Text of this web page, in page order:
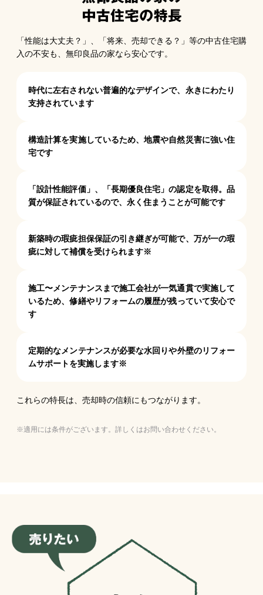
「性能は大丈夫？」、「将来、売却できる？」等の中古住宅購
入の不安も、無印良品の家なら安心です。
時代に左右されない普遍的なデザインで、 永きにわたり
支持されています
構造計算を実施しているため、地震や自然災害に強い住
宅です
「設計性能評価」、「長期優良住宅」の認定を取得。 品
質が保証されているので、永く住まうことが可能です
新築時の瑕疵担保保証の引き継ぎが可能で、 万が一の瑕
疵に対して補償を受けられます※
施工〜メンテナンスまで施工会社が一気通貫で実施して
いるため、修繕やリフォームの履歴が残っていて安心で
す
定期的なメンテナンスが必要な水回りや外壁のリフォー
ムサポートを実施します※
これらの特長は、売却時の信頼にもつながります。
※適用には条件がございます。詳しくはお問い合わせください。